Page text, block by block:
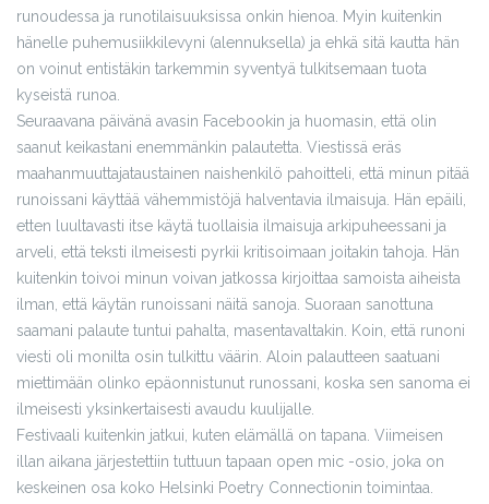
runoudessa ja runotilaisuuksissa onkin hienoa. Myin kuitenkin
hänelle puhemusiikkilevyni (alennuksella) ja ehkä sitä kautta hän
on voinut entistäkin tarkemmin syventyä tulkitsemaan tuota
kyseistä runoa.
Seuraavana päivänä avasin Facebookin ja huomasin, että olin
saanut keikastani enemmänkin palautetta. Viestissä eräs
maahanmuuttajataustainen naishenkilö pahoitteli, että minun pitää
runoissani käyttää vähemmistöjä halventavia ilmaisuja. Hän epäili,
etten luultavasti itse käytä tuollaisia ilmaisuja arkipuheessani ja
arveli, että teksti ilmeisesti pyrkii kritisoimaan joitakin tahoja. Hän
kuitenkin toivoi minun voivan jatkossa kirjoittaa samoista aiheista
ilman, että käytän runoissani näitä sanoja. Suoraan sanottuna
saamani palaute tuntui pahalta, masentavaltakin. Koin, että runoni
viesti oli monilta osin tulkittu väärin. Aloin palautteen saatuani
miettimään olinko epäonnistunut runossani, koska sen sanoma ei
ilmeisesti yksinkertaisesti avaudu kuulijalle.
Festivaali kuitenkin jatkui, kuten elämällä on tapana. Viimeisen
illan aikana järjestettiin tuttuun tapaan open mic -osio, joka on
keskeinen osa koko Helsinki Poetry Connectionin toimintaa.